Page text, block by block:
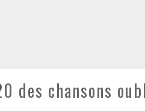
des chansons